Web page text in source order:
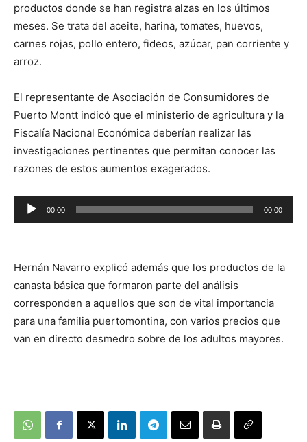
productos donde se han registra alzas en los últimos
meses. Se trata del aceite, harina, tomates, huevos,
carnes rojas, pollo entero, fideos, azúcar, pan corriente y
arroz.
El representante de Asociación de Consumidores de
Puerto Montt indicó que el ministerio de agricultura y la
Fiscalía Nacional Económica deberían realizar las
investigaciones pertinentes que permitan conocer las
razones de estos aumentos exagerados.
Reproductor
de
00:00 00:00
Hernán Navarro explicó además que los productos de la
canasta básica que formaron parte del análisis
corresponden a aquellos que son de vital importancia
para una familia puertomontina, con varios precios que
van en directo desmedro sobre de los adultos mayores.